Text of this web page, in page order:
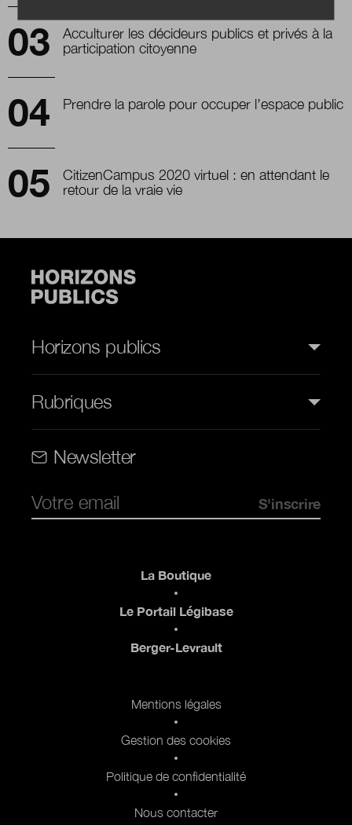
Acculturer les décideurs publics et privés à la
participation citoyenne
Prendre la parole pour occuper l’espace public
CitizenCampus 2020 virtuel : en attendant le
retour de la vraie vie
Horizons publics
Rubriques
Newsletter
La Boutique
Le Portail Légibase
Berger-Levrault
Mentions légales
Gestion des cookies
Politique de confidentialité
Nous contacter